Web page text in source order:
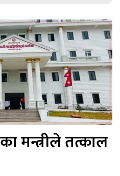
मन्त्रीले तत्काल